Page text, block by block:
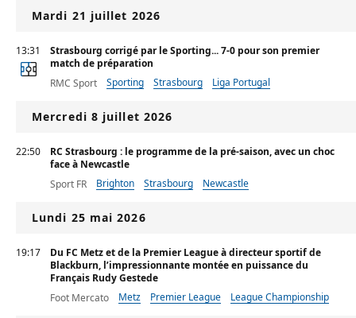
Mardi 21 juillet 2026
13:31
Strasbourg corrigé par le Sporting... 7-0 pour son premier
match de préparation
RMC Sport
Sporting Strasbourg Liga Portugal
Mercredi 8 juillet 2026
22:50
RC Strasbourg : le programme de la pré-saison, avec un choc
face à Newcastle
Sport FR
Brighton Strasbourg Newcastle
Lundi 25 mai 2026
19:17
Du FC Metz et de la Premier League à directeur sportif de
Blackburn, l’impressionnante montée en puissance du
Français Rudy Gestede
Foot Mercato
Metz Premier League League Championship